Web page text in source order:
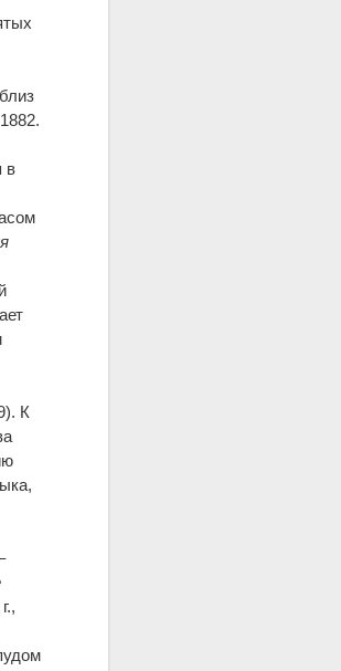
в
К